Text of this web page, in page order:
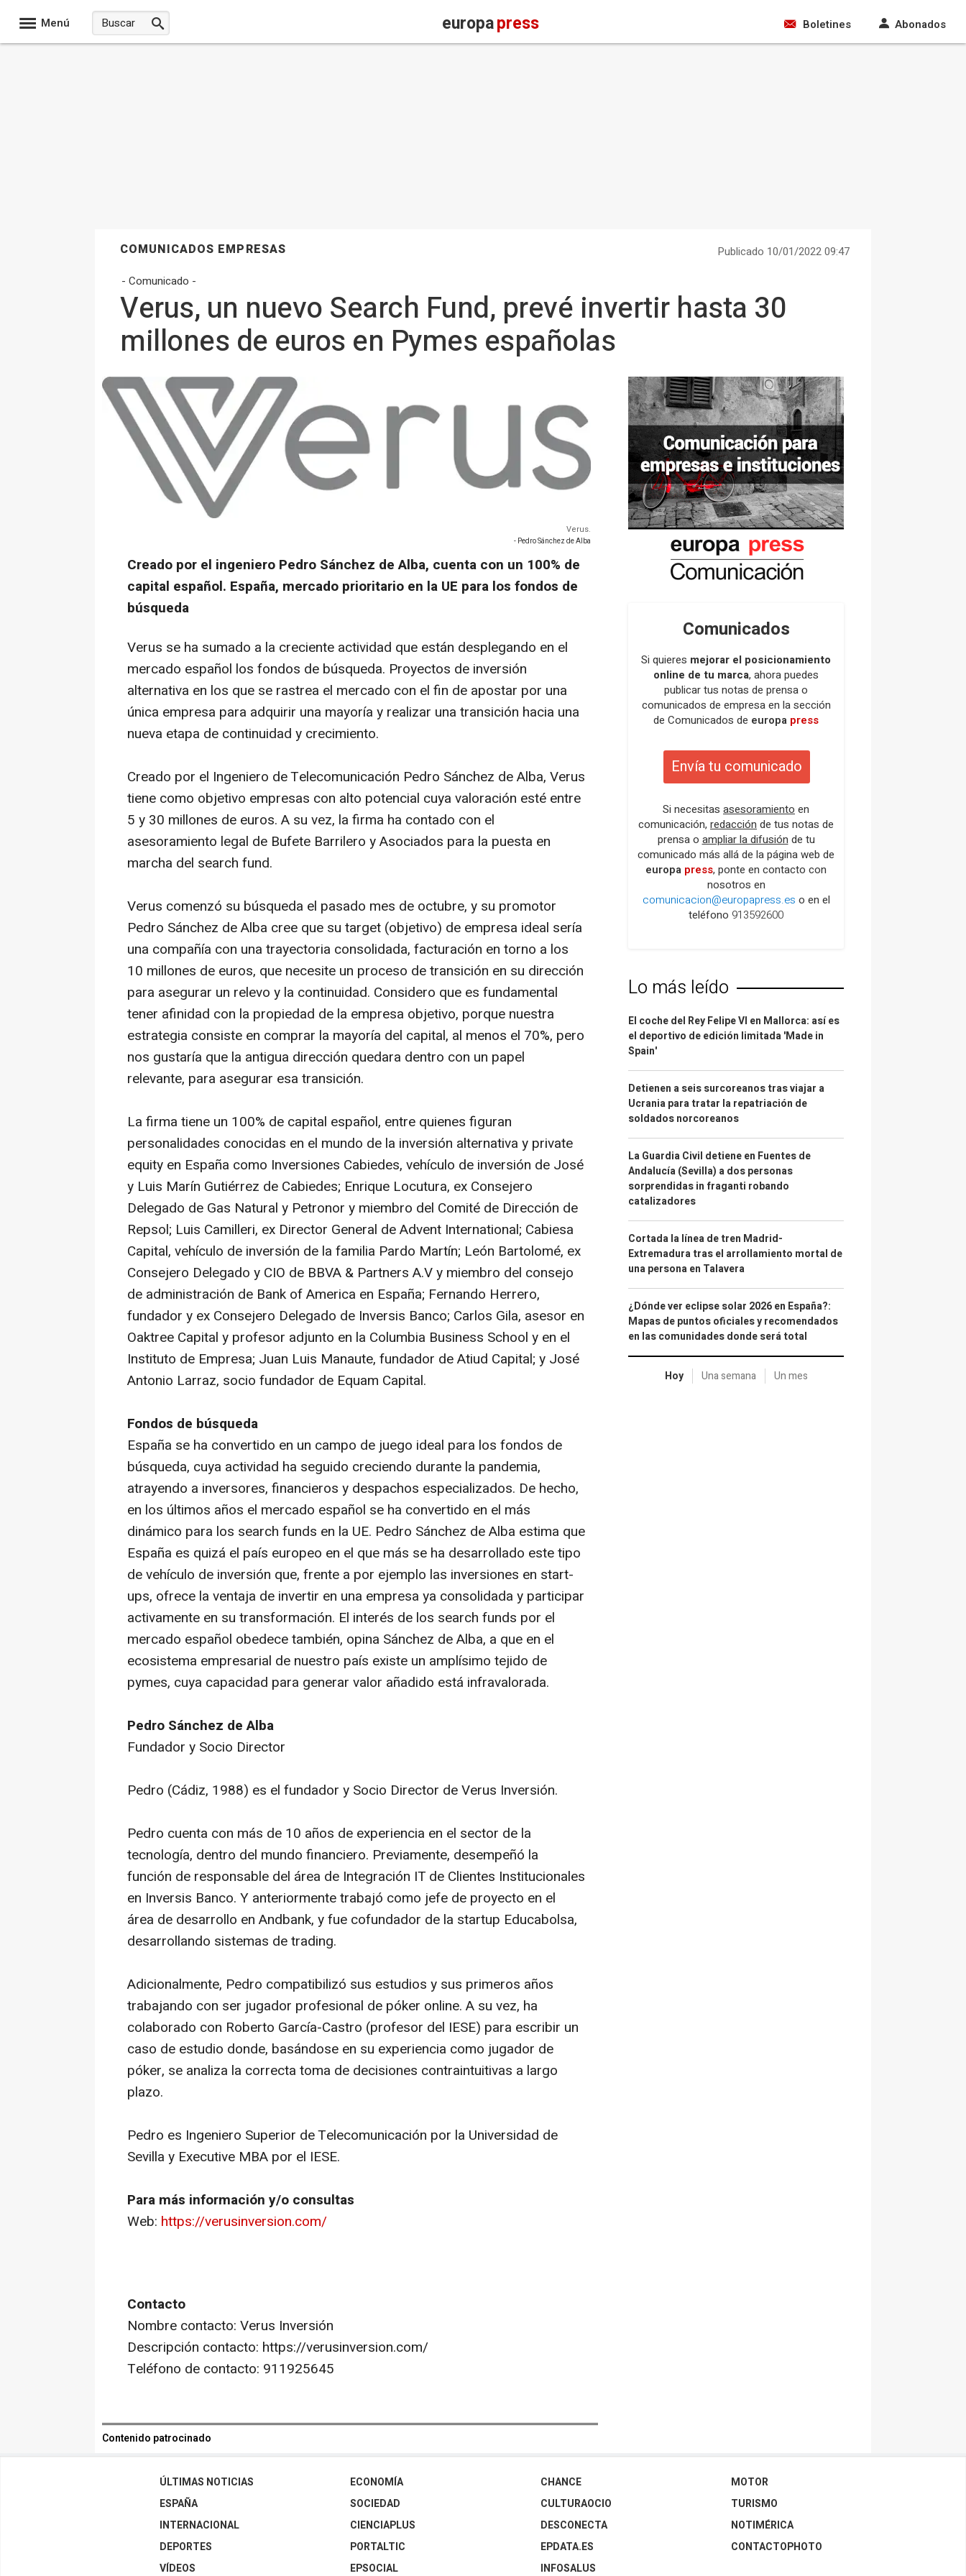
Menú europapress Boletines Abonados
COMUNICADOS EMPRESAS
Publicado 10/01/2022 09:47
- Comunicado -
Verus, un nuevo Search Fund, prevé invertir hasta 30
millones de euros en Pymes españolas
Verus.
- Pedro Sánchez de Alba
Creado por el ingeniero Pedro Sánchez de Alba, cuenta con un 100% de
capital español. España, mercado prioritario en la UE para los fondos de
búsqueda
Verus se ha sumado a la creciente actividad que están desplegando en el
mercado español los fondos de búsqueda. Proyectos de inversión
alternativa en los que se rastrea el mercado con el fin de apostar por una
única empresa para adquirir una mayoría y realizar una transición hacia una
nueva etapa de continuidad y crecimiento.
Creado por el Ingeniero de Telecomunicación Pedro Sánchez de Alba, Verus
tiene como objetivo empresas con alto potencial cuya valoración esté entre
5 y 30 millones de euros. A su vez, la firma ha contado con el
asesoramiento legal de Bufete Barrilero y Asociados para la puesta en
marcha del search fund.
Verus comenzó su búsqueda el pasado mes de octubre, y su promotor
Pedro Sánchez de Alba cree que su target (objetivo) de empresa ideal sería
una compañía con una trayectoria consolidada, facturación en torno a los
10 millones de euros, que necesite un proceso de transición en su dirección
para asegurar un relevo y la continuidad. Considero que es fundamental
tener afinidad con la propiedad de la empresa objetivo, porque nuestra
estrategia consiste en comprar la mayoría del capital, al menos el 70%, pero
nos gustaría que la antigua dirección quedara dentro con un papel
relevante, para asegurar esa transición.
La firma tiene un 100% de capital español, entre quienes figuran
personalidades conocidas en el mundo de la inversión alternativa y private
equity en España como Inversiones Cabiedes, vehículo de inversión de José
y Luis Marín Gutiérrez de Cabiedes; Enrique Locutura, ex Consejero
Delegado de Gas Natural y Petronor y miembro del Comité de Dirección de
Repsol; Luis Camilleri, ex Director General de Advent International; Cabiesa
Capital, vehículo de inversión de la familia Pardo Martín; León Bartolomé, ex
Consejero Delegado y CIO de BBVA & Partners A.V y miembro del consejo
de administración de Bank of America en España; Fernando Herrero,
fundador y ex Consejero Delegado de Inversis Banco; Carlos Gila, asesor en
Oaktree Capital y profesor adjunto en la Columbia Business School y en el
Instituto de Empresa; Juan Luis Manaute, fundador de Atiud Capital; y José
Antonio Larraz, socio fundador de Equam Capital.
Fondos de búsqueda
España se ha convertido en un campo de juego ideal para los fondos de
búsqueda, cuya actividad ha seguido creciendo durante la pandemia,
atrayendo a inversores, financieros y despachos especializados. De hecho,
en los últimos años el mercado español se ha convertido en el más
dinámico para los search funds en la UE. Pedro Sánchez de Alba estima que
España es quizá el país europeo en el que más se ha desarrollado este tipo
de vehículo de inversión que, frente a por ejemplo las inversiones en start-
ups, ofrece la ventaja de invertir en una empresa ya consolidada y participar
activamente en su transformación. El interés de los search funds por el
mercado español obedece también, opina Sánchez de Alba, a que en el
ecosistema empresarial de nuestro país existe un amplísimo tejido de
pymes, cuya capacidad para generar valor añadido está infravalorada.
Pedro Sánchez de Alba
Fundador y Socio Director
Pedro (Cádiz, 1988) es el fundador y Socio Director de Verus Inversión.
Pedro cuenta con más de 10 años de experiencia en el sector de la
tecnología, dentro del mundo financiero. Previamente, desempeñó la
función de responsable del área de Integración IT de Clientes Institucionales
en Inversis Banco. Y anteriormente trabajó como jefe de proyecto en el
área de desarrollo en Andbank, y fue cofundador de la startup Educabolsa,
desarrollando sistemas de trading.
Adicionalmente, Pedro compatibilizó sus estudios y sus primeros años
trabajando con ser jugador profesional de póker online. A su vez, ha
colaborado con Roberto García-Castro (profesor del IESE) para escribir un
caso de estudio donde, basándose en su experiencia como jugador de
póker, se analiza la correcta toma de decisiones contraintuitivas a largo
plazo.
Pedro es Ingeniero Superior de Telecomunicación por la Universidad de
Sevilla y Executive MBA por el IESE.
Para más información y/o consultas
Web: https://verusinversion.com/
Contacto
Nombre contacto: Verus Inversión
Descripción contacto: https://verusinversion.com/
Teléfono de contacto: 911925645
Contenido patrocinado
Comunicados
Si quieres mejorar el posicionamiento
online de tu marca, ahora puedes
publicar tus notas de prensa o
comunicados de empresa en la sección
de Comunicados de europa press
Envía tu comunicado
Si necesitas asesoramiento en
comunicación, redacción de tus notas de
prensa o ampliar la difusión de tu
comunicado más allá de la página web de
europa press, ponte en contacto con
nosotros en
comunicacion@europapress.es o en el
teléfono 913592600
Lo más leído
El coche del Rey Felipe VI en Mallorca: así es
el deportivo de edición limitada 'Made in
Spain'
Detienen a seis surcoreanos tras viajar a
Ucrania para tratar la repatriación de
soldados norcoreanos
La Guardia Civil detiene en Fuentes de
Andalucía (Sevilla) a dos personas
sorprendidas in fraganti robando
catalizadores
Cortada la línea de tren Madrid-
Extremadura tras el arrollamiento mortal de
una persona en Talavera
¿Dónde ver eclipse solar 2026 en España?:
Mapas de puntos oficiales y recomendados
en las comunidades donde será total
Hoy Una semana Un mes
ÚLTIMAS NOTICIAS
ESPAÑA
INTERNACIONAL
DEPORTES
VÍDEOS
ECONOMÍA
SOCIEDAD
CIENCIAPLUS
PORTALTIC
EPSOCIAL
CHANCE
CULTURAOCIO
DESCONECTA
EPDATA.ES
INFOSALUS
MOTOR
TURISMO
NOTIMÉRICA
CONTACTOPHOTO